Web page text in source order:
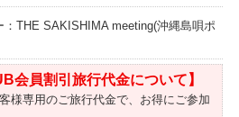
THE SAKISHIMA meeting(沖縄島唄ポ
会員割引旅行代金について】
様専用のご旅行代金で、お得にご参加